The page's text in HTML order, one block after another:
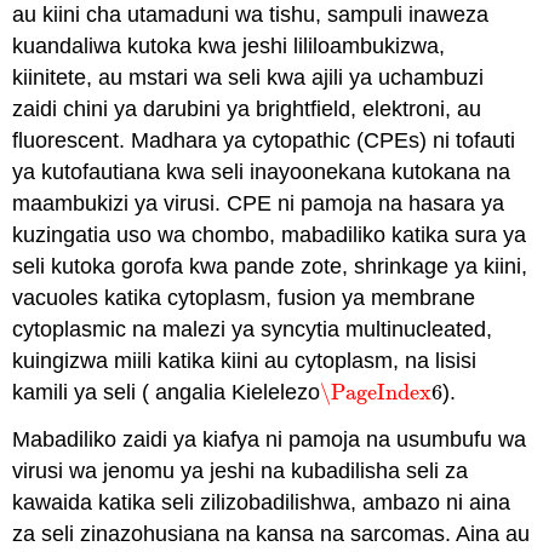
au kiini cha utamaduni wa tishu, sampuli inaweza
kuandaliwa kutoka kwa jeshi lililoambukizwa,
kiinitete, au mstari wa seli kwa ajili ya uchambuzi
zaidi chini ya darubini ya brightfield, elektroni, au
fluorescent. Madhara ya cytopathic (CPEs) ni tofauti
ya kutofautiana kwa seli inayoonekana kutokana na
maambukizi ya virusi. CPE ni pamoja na hasara ya
kuzingatia uso wa chombo, mabadiliko katika sura ya
seli kutoka gorofa kwa pande zote, shrinkage ya kiini,
vacuoles katika cytoplasm, fusion ya membrane
cytoplasmic na malezi ya syncytia multinucleated,
kuingizwa miili katika kiini au cytoplasm, na lisisi
kamili ya seli ( angalia Kielelezo\PageIndex6
\PageIndex6).
Mabadiliko zaidi ya kiafya ni pamoja na usumbufu wa
virusi wa jenomu ya jeshi na kubadilisha seli za
kawaida katika seli zilizobadilishwa, ambazo ni aina
za seli zinazohusiana na kansa na sarcomas. Aina au